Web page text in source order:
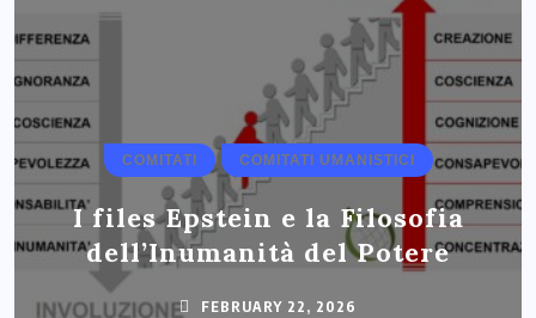
COMITATI COMITATI UMANISTICI
I files Epstein e la Filosofia
dell’Inumanità del Potere
FEBRUARY 22, 2026